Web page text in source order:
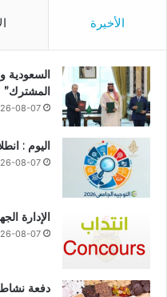
الأخيرة
السعودية
المشترك”
08-07
اليوم :
08-07
الإدارة
08-07
دفعة نشاط